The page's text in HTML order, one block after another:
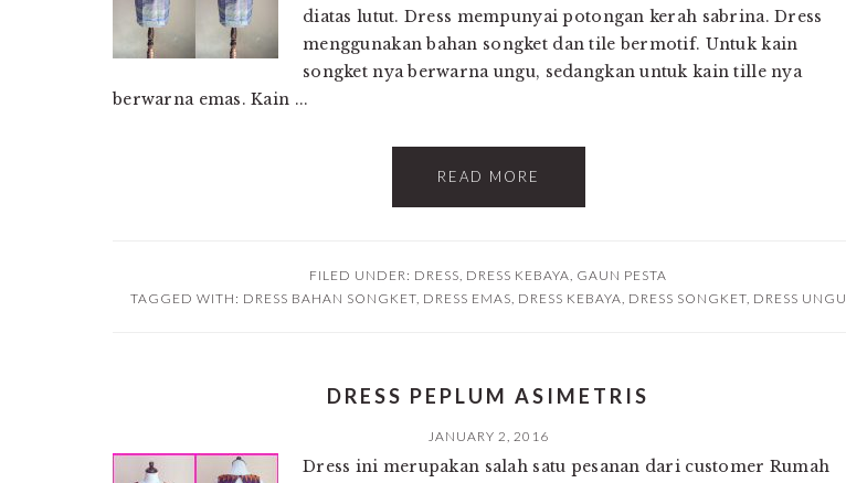
diatas lutut. Dress mempunyai potongan kerah sabrina. Dress
menggunakan bahan songket dan tile bermotif. Untuk kain
songket nya berwarna ungu, sedangkan untuk kain tille nya
berwarna emas. Kain ...
READ MORE
FILED UNDER: DRESS, DRESS KEBAYA, GAUN PESTA
TAGGED WITH: DRESS BAHAN SONGKET, DRESS EMAS, DRESS KEBAYA, DRESS SONGKET, DRESS UNGU
DRESS PEPLUM ASIMETRIS
JANUARY 2, 2016
Dress ini merupakan salah satu pesanan dari customer Rumah